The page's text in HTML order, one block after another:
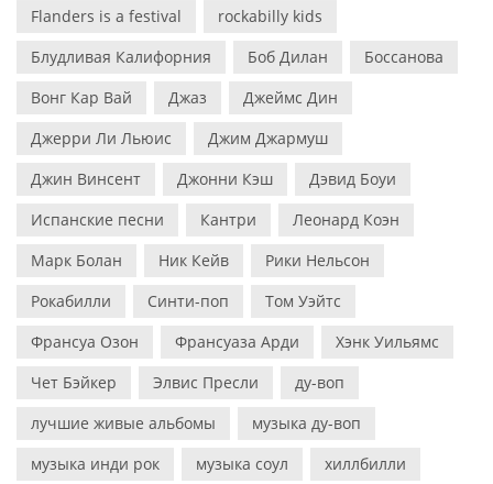
Flanders is a festival
rockabilly kids
Блудливая Калифорния
Боб Дилан
Боссанова
Вонг Кар Вай
Джаз
Джеймс Дин
Джерри Ли Льюис
Джим Джармуш
Джин Винсент
Джонни Кэш
Дэвид Боуи
Испанские песни
Кантри
Леонард Коэн
Марк Болан
Ник Кейв
Рики Нельсон
Рокабилли
Синти-поп
Том Уэйтс
Франсуа Озон
Франсуаза Арди
Хэнк Уильямс
Чет Бэйкер
Элвис Пресли
ду-воп
лучшие живые альбомы
музыка ду-воп
музыка инди рок
музыка соул хиллбилли